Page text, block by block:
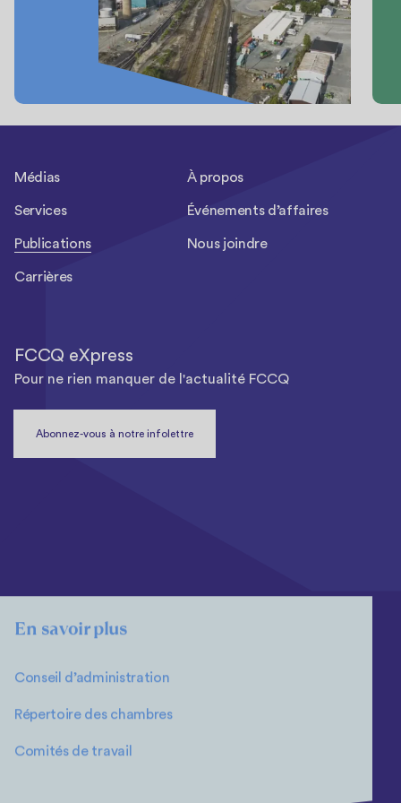
En savoir plus
Conseil d’administration
Répertoire des chambres
Comités de travail
Médias À propos
Services Événements d’affaires
Publications Nous joindre
Carrières
FCCQ eXpress
Pour ne rien manquer de l'actualité FCCQ
Abonnez-vous à notre infolettre